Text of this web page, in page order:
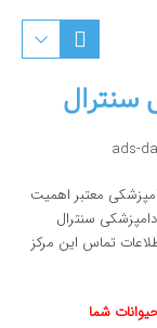
سنترال
معتبر اهمیت
و داروخانه دامپزشکی سنترال
تماس این مرکز
شما